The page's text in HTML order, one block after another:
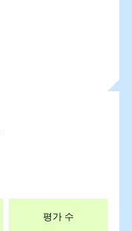
평가 수